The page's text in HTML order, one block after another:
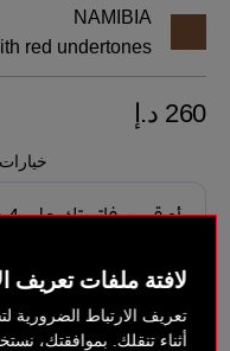
لافتة ملفات تعريف
تعريف الارتباط الضرورية
أثناء تنقلك. بموافقتك،
NAMIBIA
red undertones
260 د.إ